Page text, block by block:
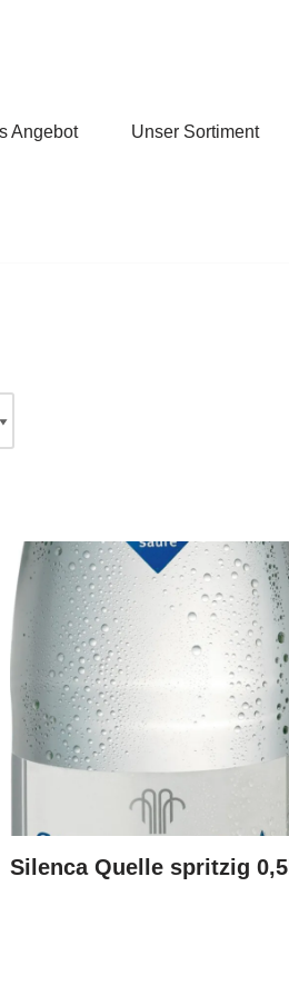
Angebot Unser Sortiment
Silenca Quelle spritzig 0,5l